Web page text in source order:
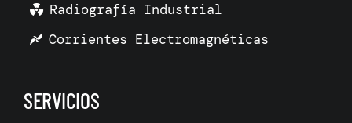
Radiografía Industrial
Corrientes Electromagnéticas
SERVICIOS